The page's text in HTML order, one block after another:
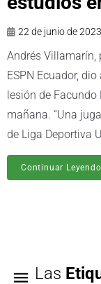
22 de junio de 2023
Andrés Villamarín,
ESPN Ecuador,
lesión de Facundo
mañana. “Una
de Liga Deportiva
Continuar Leyendo
Las